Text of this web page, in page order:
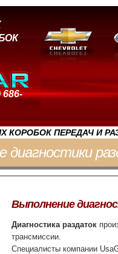
686-
КОРОБОК ПЕРЕДАЧ И
диагностики
Выполнение
Диагностика раздаток
трансмиссии.
Специалисты компании